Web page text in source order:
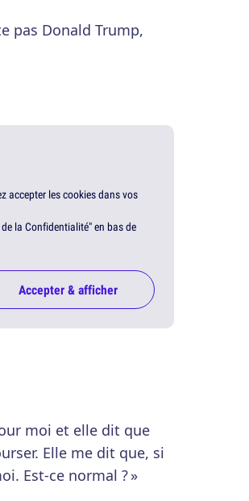
pas Donald Trump,
accepter les cookies dans vos
la Confidentialité" en bas de
Accepter & afficher
moi et elle dit que
Elle me dit que, si
Est-ce normal ? »